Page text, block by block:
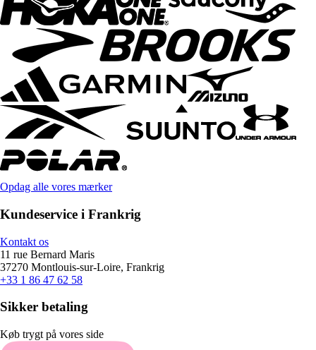
Opdag alle vores mærker
Kundeservice i Frankrig
Kontakt os
11 rue Bernard Maris
37270 Montlouis-sur-Loire, Frankrig
+33 1 86 47 62 58
Sikker betaling
Køb trygt på vores side